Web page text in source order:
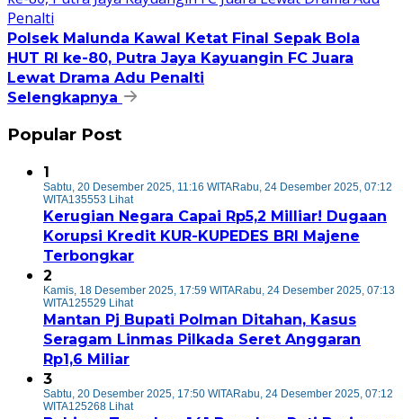
Polsek Malunda Kawal Ketat Final Sepak Bola
HUT RI ke-80, Putra Jaya Kayuangin FC Juara
Lewat Drama Adu Penalti
Selengkapnya
Popular Post
1
Sabtu, 20 Desember 2025, 11:16 WITARabu, 24 Desember 2025, 07:12
WITA135553 Lihat
Kerugian Negara Capai Rp5,2 Milliar! Dugaan
Korupsi Kredit KUR-KUPEDES BRI Majene
Terbongkar
2
Kamis, 18 Desember 2025, 17:59 WITARabu, 24 Desember 2025, 07:13
WITA125529 Lihat
Mantan Pj Bupati Polman Ditahan, Kasus
Seragam Linmas Pilkada Seret Anggaran
Rp1,6 Miliar
3
Sabtu, 20 Desember 2025, 17:50 WITARabu, 24 Desember 2025, 07:12
WITA125268 Lihat